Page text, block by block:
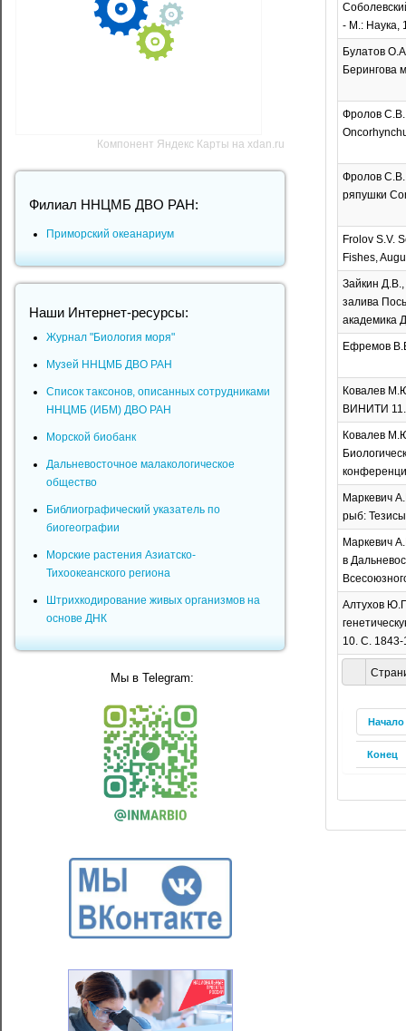
Начало
Конец
- М.: Наука,
Булатов
Берингова
Фролов С.В.
Фролов
ряпушки
Frolov S.V.
Fishes,
Зайкин
залива
академика
Ефремов
Ковалев
ВИНИТИ
Ковалев
Маркевич
рыб:
Маркевич
в
Алтухов
10. C. 1843-
Компонент Яндекс Карты на xdan.ru
Филиал ННЦМБ ДВО РАН:
Приморский океанариум
Наши Интернет-ресурсы:
Журнал "Биология моря"
Музей ННЦМБ ДВО РАН
Список таксонов, описанных сотрудниками
ННЦМБ (ИБМ) ДВО РАН
Морской биобанк
Дальневосточное малакологическое
общество
Библиографический указатель по
биогеографии
Морские растения Азиатско-
Тихоокеанского региона
Штрихкодирование живых организмов на
основе ДНК
Мы в Telegram: